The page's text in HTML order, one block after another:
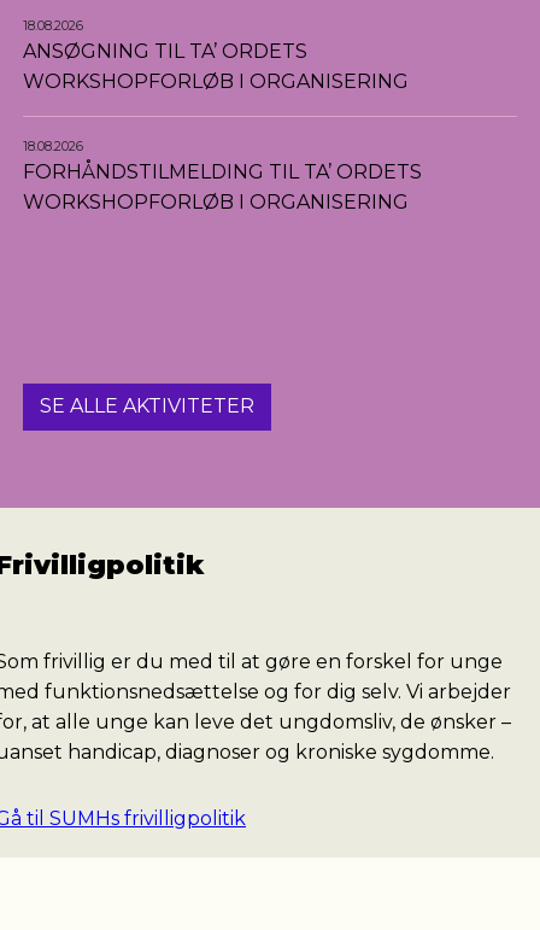
18.08.2026
ANSØGNING TIL TA’ ORDETS
WORKSHOPFORLØB I ORGANISERING
18.08.2026
FORHÅNDSTILMELDING TIL TA’ ORDETS
WORKSHOPFORLØB I ORGANISERING
SE ALLE AKTIVITETER
frivillig er du med til at gøre en forskel for unge
funktionsnedsættelse og for dig selv. Vi arbejder
at alle unge kan leve det ungdomsliv, de ønsker –
handicap, diagnoser og kroniske sygdomme.
til SUMHs frivilligpolitik